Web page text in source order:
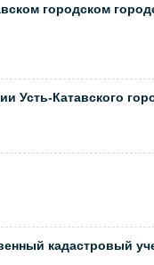
городском
Усть-Катавского
кадастровый